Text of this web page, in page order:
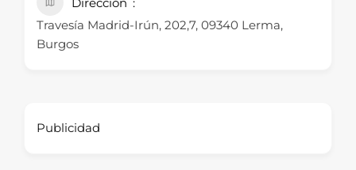
Travesía Madrid-Irún, 202,7, 09340 Lerma,
Burgos
Publicidad